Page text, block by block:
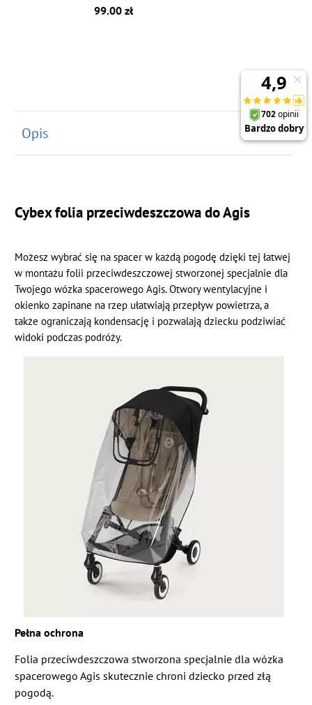
99.00 zł
Opis
Cybex folia przeciwdeszczowa do Agis
Możesz wybrać się na spacer w każdą pogodę dzięki tej łatwej
w montażu folii przeciwdeszczowej stworzonej specjalnie dla
Twojego wózka spacerowego Agis. Otwory wentylacyjne i
okienko zapinane na rzep ułatwiają przepływ powietrza, a
także ograniczają kondensację i pozwalają dziecku podziwiać
widoki podczas podróży.
Pełna ochrona
Folia przeciwdeszczowa stworzona specjalnie dla wózka
spacerowego Agis skutecznie chroni dziecko przed złą
pogodą.